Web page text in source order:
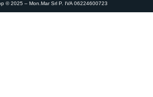
© 2025 – Mon.Mar Srl P. IVA 06224600723